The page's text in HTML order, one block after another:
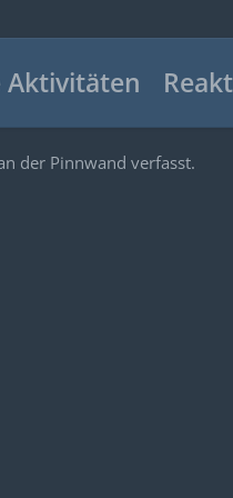
Aktivitäten
der Pinnwand verfasst.